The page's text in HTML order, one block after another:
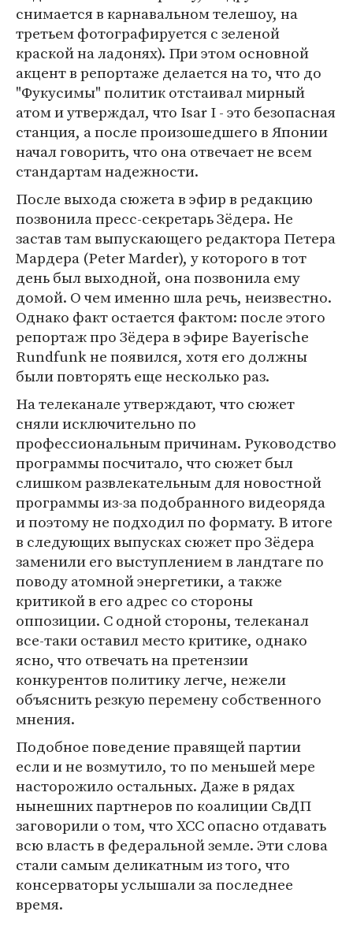
снимается в карнавальном телешоу, на
третьем фотографируется с зеленой
краской на ладонях). При этом основной
акцент в репортаже делается на то, что до
"Фукусимы" политик отстаивал мирный
атом и утверждал, что Isar I - это безопасная
станция, а после произошедшего в Японии
начал говорить, что она отвечает не всем
стандартам надежности.
После выхода сюжета в эфир в редакцию
позвонила пресс-секретарь Зёдера. Не
застав там выпускающего редактора Петера
Мардера (Peter Marder), у которого в тот
день был выходной, она позвонила ему
домой. О чем именно шла речь, неизвестно.
Однако факт остается фактом: после этого
репортаж про Зёдера в эфире Bayerische
Rundfunk не появился, хотя его должны
были повторять еще несколько раз.
На телеканале утверждают, что сюжет
сняли исключительно по
профессиональным причинам. Руководство
программы посчитало, что сюжет был
слишком развлекательным для новостной
программы из-за подобранного видеоряда
и поэтому не подходил по формату. В итоге
в следующих выпусках сюжет про Зёдера
заменили его выступлением в ландтаге по
поводу атомной энергетики, а также
критикой в его адрес со стороны
оппозиции. С одной стороны, телеканал
все-таки оставил место критике, однако
ясно, что отвечать на претензии
конкурентов политику легче, нежели
объяснить резкую перемену собственного
мнения.
Подобное поведение правящей партии
если и не возмутило, то по меньшей мере
насторожило остальных. Даже в рядах
нынешних партнеров по коалиции СвДП
заговорили о том, что ХСС опасно отдавать
всю власть в федеральной земле. Эти слова
стали самым деликатным из того, что
консерваторы услышали за последнее
время.